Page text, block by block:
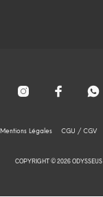
Mentions Légales CGU / CGV
COPYRIGHT © 2026 ODYSSEUS